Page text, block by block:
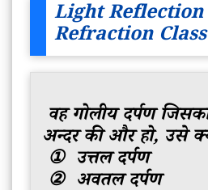
Light
Refraction
वह गोलीय दर्पण
अन्दर की और हो, उसे
① उत्तल दर्पण
② अवतल दर्पण